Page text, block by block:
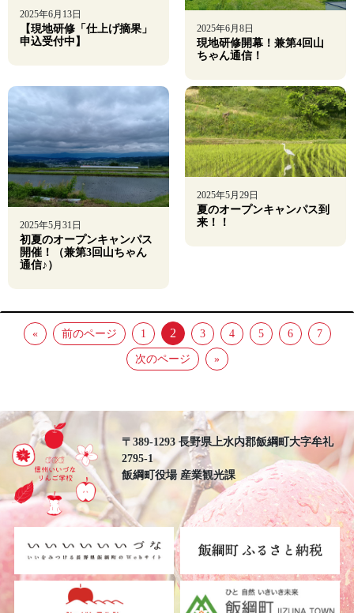
2025年6月13日
【現地研修「仕上げ摘果」
申込受付中】
2025年6月8日
現地研修開幕！兼第4回山
ちゃん通信！
2025年5月31日
初夏のオープンキャンパス
開催！（兼第3回山ちゃん
通信♪）
2025年5月29日
夏のオープンキャンパス到
来！！
« 前のページ 1 2 3 4 5 6 7
次のページ »
〒389-1293 長野県上水内郡飯綱町大字牟礼
2795-1
飯綱町役場 産業観光課